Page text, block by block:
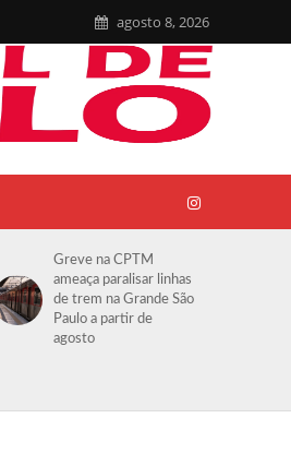
agosto 8, 2026
Greve na CPTM
ameaça paralisar linhas
de trem na Grande São
Paulo a partir de
agosto